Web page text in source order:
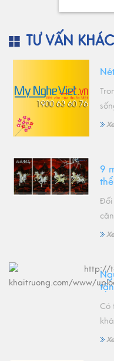
TƯ VẤN
9
Đối
Có